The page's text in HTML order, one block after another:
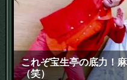
これぞ宝生亭の底力！
（笑）